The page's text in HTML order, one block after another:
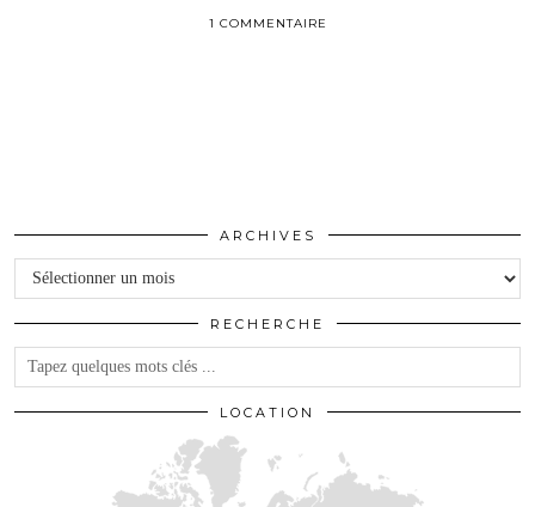
1 COMMENTAIRE
ARCHIVES
Archives
RECHERCHE
LOCATION